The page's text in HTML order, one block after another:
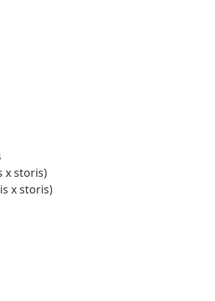
x storis)
x storis)